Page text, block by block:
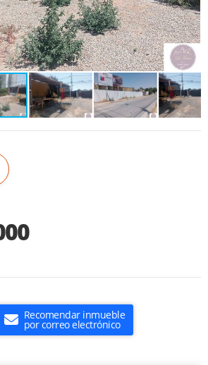
Recomendar inmueble
por correo electrónico